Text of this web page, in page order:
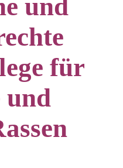
und
für
und